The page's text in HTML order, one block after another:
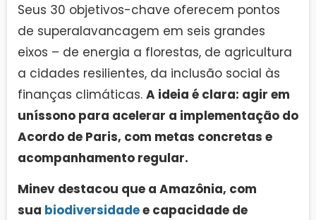
Seus 30 objetivos-chave oferecem pontos
de superalavancagem em seis grandes
eixos – de energia a florestas, de agricultura
a cidades resilientes, da inclusão social às
finanças climáticas. A ideia é clara: agir em
uníssono para acelerar a implementação do
Acordo de Paris, com metas concretas e
acompanhamento regular.
Minev destacou que a Amazônia, com
sua biodiversidadee capacidade de